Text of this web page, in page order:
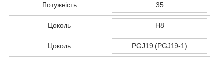
Потужність 35
Цоколь H8
Цоколь PGJ19 (PGJ19-1)